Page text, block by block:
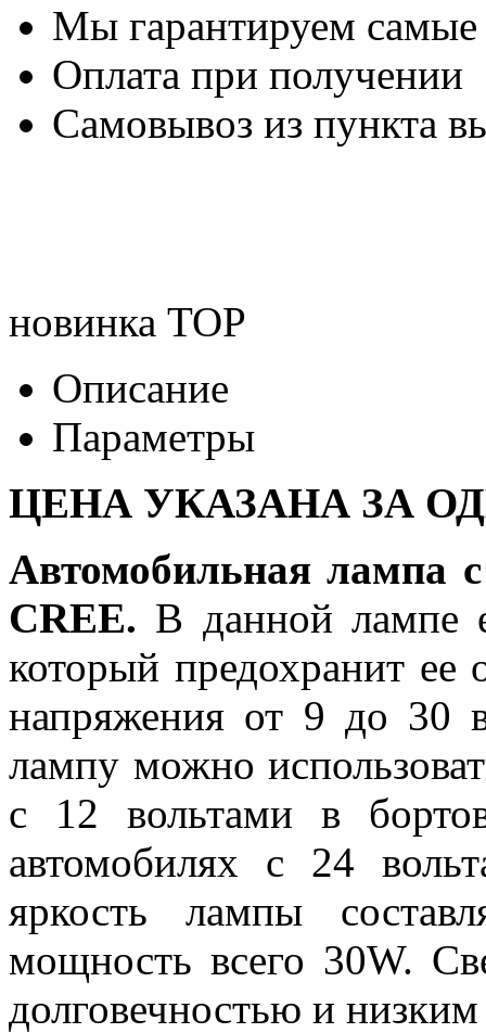
Мы гарантируем
Оплата при получении
Самовывоз из пункта
новинка TOP
Описание
Параметры
ЦЕНА УКАЗАНА ЗА
Автомобильная лампа
CREE. В данной лампе
который предохранит ее
напряжения от 9 до 30
лампу можно
с 12 вольтами в
автомобилях с 24
яркость лампы
мощность всего 30W.
долговечностью и